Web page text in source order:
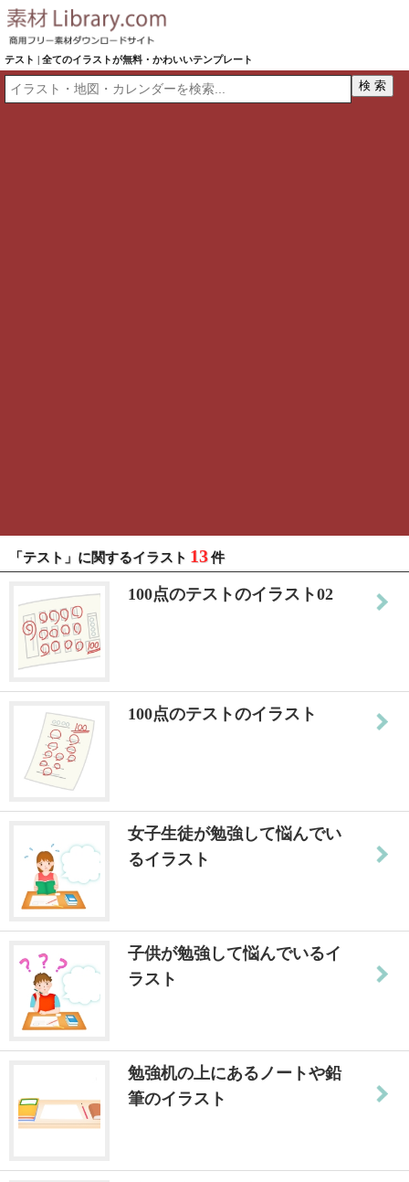
テスト | 全てのイラストが無料・かわいいテンプレート
「テスト」に関するイラスト 13件
100点のテストのイラスト02
100点のテストのイラスト
女子生徒が勉強して悩んでい
るイラスト
子供が勉強して悩んでいるイ
ラスト
勉強机の上にあるノートや鉛
筆のイラスト